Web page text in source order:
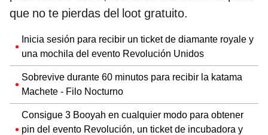
que no te pierdas del loot gratuito.
Inicia sesión para recibir un ticket de diamante royale y
una mochila del evento Revolución Unidos
Sobrevive durante 60 minutos para recibir la katama
Machete - Filo Nocturno
Consigue 3 Booyah en cualquier modo para obtener
pin del evento Revolución, un ticket de incubadora y